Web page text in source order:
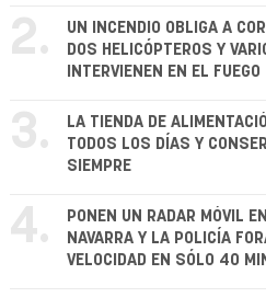
2.
UN INCENDIO OBLIGA A
DOS HELICÓPTEROS Y
INTERVIENEN EN EL FUEGO
3.
LA TIENDA DE
TODOS LOS DÍAS Y
SIEMPRE
4.
PONEN UN RADAR MÓVIL
NAVARRA Y LA POLICÍA
VELOCIDAD EN SÓLO 40